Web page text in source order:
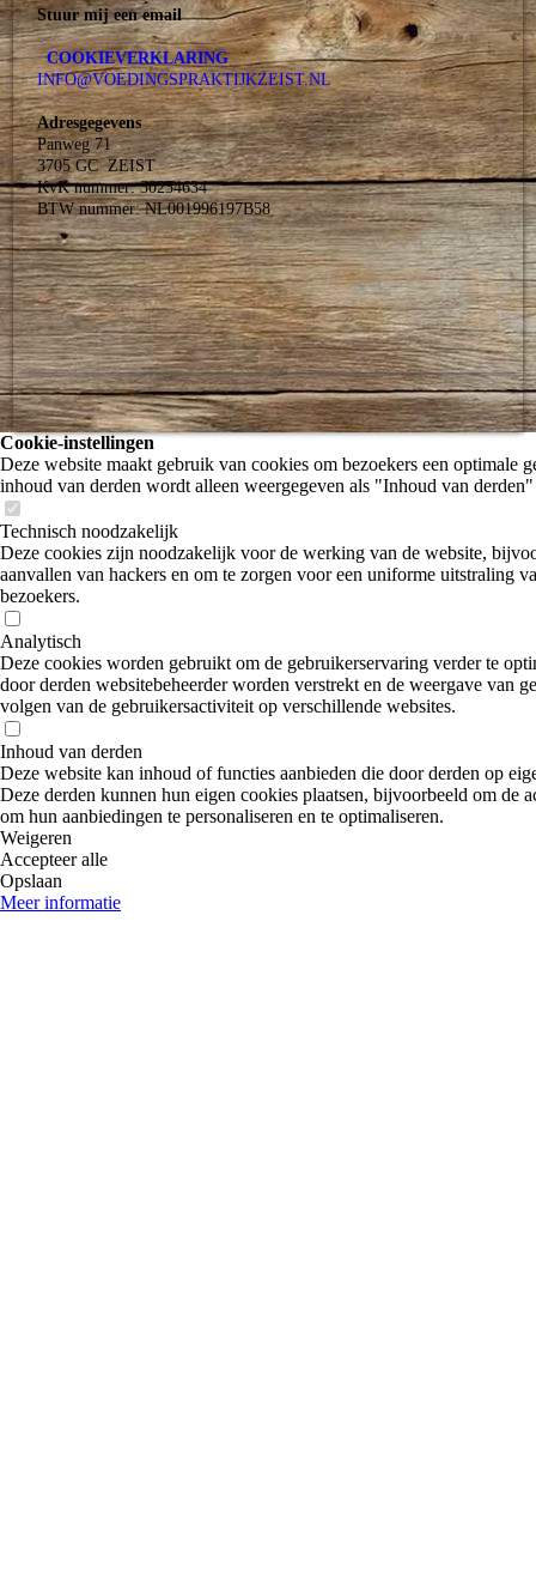
Stuur mij een email
COOKIEVERKLARING
INFO@VOEDINGSPRAKTIJKZEIST.NL
Adresgegevens
Panweg 71
3705 GC ZEIST
KvK nummer: 30234634
BTW nummer: NL001996197B58
Cookie-instellingen
Deze website maakt gebruik van cookies om bezoekers een optimale
inhoud van derden wordt alleen weergegeven als "Inhoud van
Technisch noodzakelijk
Deze cookies zijn noodzakelijk voor de werking van de website,
aanvallen van hackers en om te zorgen voor een uniforme uitstraling
bezoekers.
Analytisch
Deze cookies worden gebruikt om de gebruikerservaring verder te
door derden websitebeheerder worden verstrekt en de weergave van
volgen van de gebruikersactiviteit op verschillende websites.
Inhoud van derden
Deze website kan inhoud of functies aanbieden die door derden op
Deze derden kunnen hun eigen cookies plaatsen, bijvoorbeeld om de
om hun aanbiedingen te personaliseren en te optimaliseren.
Weigeren
Accepteer alle
Opslaan
Meer informatie